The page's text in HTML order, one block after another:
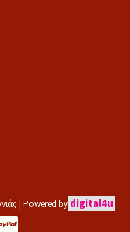
| Powered by digital4u